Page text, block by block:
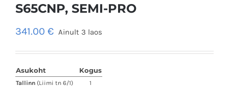
S65CNP, SEMI-PRO
341.00 € Ainult 3 laos
Asukoht Kogus
Tallinn (Liimi tn 6/1)
1